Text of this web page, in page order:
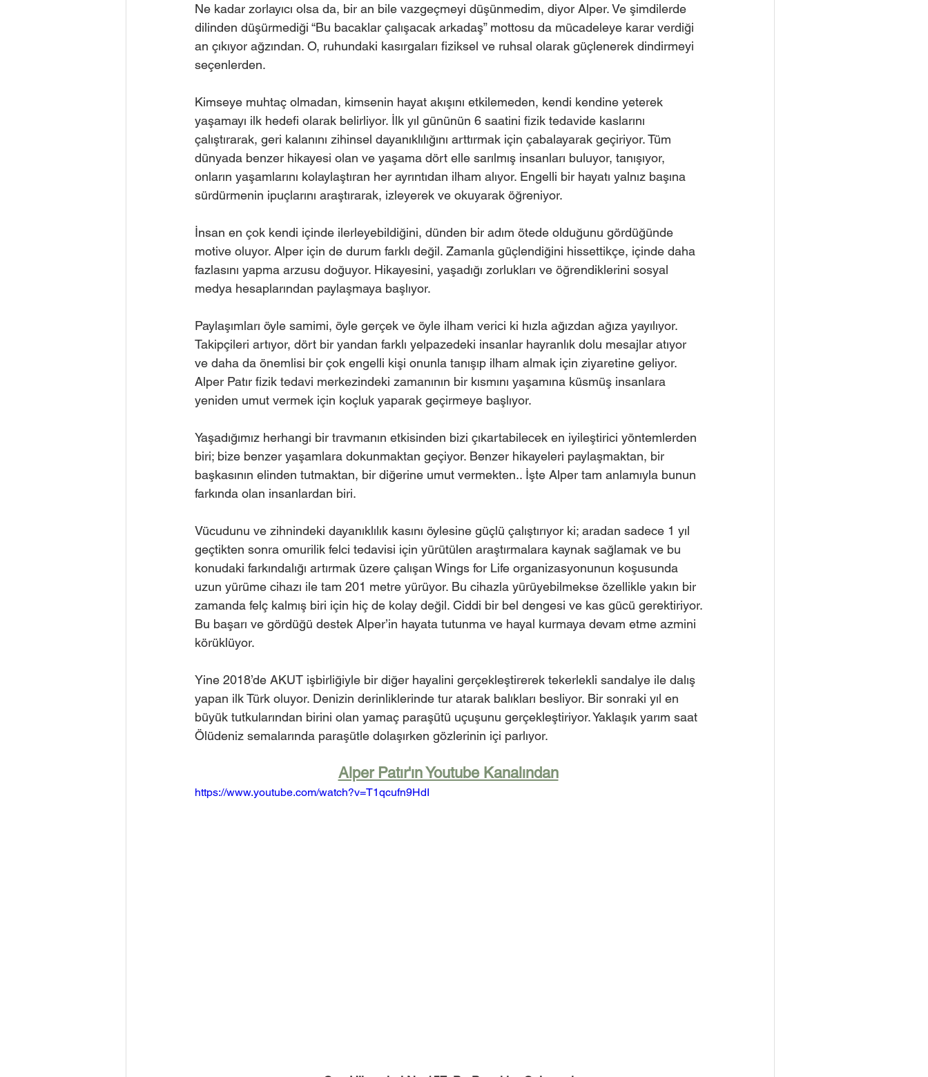
Ne kadar zorlayıcı olsa da, bir an bile vazgeçmeyi düşünmedim, diyor Alper. Ve şimdilerde
dilinden düşürmediği “Bu bacaklar çalışacak arkadaş” mottosu da mücadeleye karar verdiği
an çıkıyor ağzından. O, ruhundaki kasırgaları fiziksel ve ruhsal olarak güçlenerek dindirmeyi
seçenlerden.
Kimseye muhtaç olmadan, kimsenin hayat akışını etkilemeden, kendi kendine yeterek
yaşamayı ilk hedefi olarak belirliyor. İlk yıl gününün 6 saatini fizik tedavide kaslarını
çalıştırarak, geri kalanını zihinsel dayanıklılığını arttırmak için çabalayarak geçiriyor. Tüm
dünyada benzer hikayesi olan ve yaşama dört elle sarılmış insanları buluyor, tanışıyor,
onların yaşamlarını kolaylaştıran her ayrıntıdan ilham alıyor. Engelli bir hayatı yalnız başına
sürdürmenin ipuçlarını araştırarak, izleyerek ve okuyarak öğreniyor.
İnsan en çok kendi içinde ilerleyebildiğini, dünden bir adım ötede olduğunu gördüğünde
motive oluyor. Alper için de durum farklı değil. Zamanla güçlendiğini hissettikçe, içinde daha
fazlasını yapma arzusu doğuyor. Hikayesini, yaşadığı zorlukları ve öğrendiklerini sosyal
medya hesaplarından paylaşmaya başlıyor.
Paylaşımları öyle samimi, öyle gerçek ve öyle ilham verici ki hızla ağızdan ağıza yayılıyor.
Takipçileri artıyor, dört bir yandan farklı yelpazedeki insanlar hayranlık dolu mesajlar atıyor
ve daha da önemlisi bir çok engelli kişi onunla tanışıp ilham almak için ziyaretine geliyor.
Alper Patır fizik tedavi merkezindeki zamanının bir kısmını yaşamına küsmüş insanlara
yeniden umut vermek için koçluk yaparak geçirmeye başlıyor.
Yaşadığımız herhangi bir travmanın etkisinden bizi çıkartabilecek en iyileştirici yöntemlerden
biri; bize benzer yaşamlara dokunmaktan geçiyor. Benzer hikayeleri paylaşmaktan, bir
başkasının elinden tutmaktan, bir diğerine umut vermekten.. İşte Alper tam anlamıyla bunun
farkında olan insanlardan biri.
Vücudunu ve zihnindeki dayanıklılık kasını öylesine güçlü çalıştırıyor ki; aradan sadece 1 yıl
geçtikten sonra omurilik felci tedavisi için yürütülen araştırmalara kaynak sağlamak ve bu
konudaki farkındalığı artırmak üzere çalışan Wings for Life organizasyonunun koşusunda
uzun yürüme cihazı ile tam 201 metre yürüyor. Bu cihazla yürüyebilmekse özellikle yakın bir
zamanda felç kalmış biri için hiç de kolay değil. Ciddi bir bel dengesi ve kas gücü gerektiriyor.
Bu başarı ve gördüğü destek Alper’in hayata tutunma ve hayal kurmaya devam etme azmini
körüklüyor.
Yine 2018’de AKUT işbirliğiyle bir diğer hayalini gerçekleştirerek tekerlekli sandalye ile dalış
yapan ilk Türk oluyor. Denizin derinliklerinde tur atarak balıkları besliyor. Bir sonraki yıl en
büyük tutkularından birini olan yamaç paraşütü uçuşunu gerçekleştiriyor. Yaklaşık yarım saat
Ölüdeniz semalarında paraşütle dolaşırken gözlerinin içi parlıyor.
Alper Patır'ın Youtube Kanalından
https://www.youtube.com/watch?v=T1qcufn9HdI